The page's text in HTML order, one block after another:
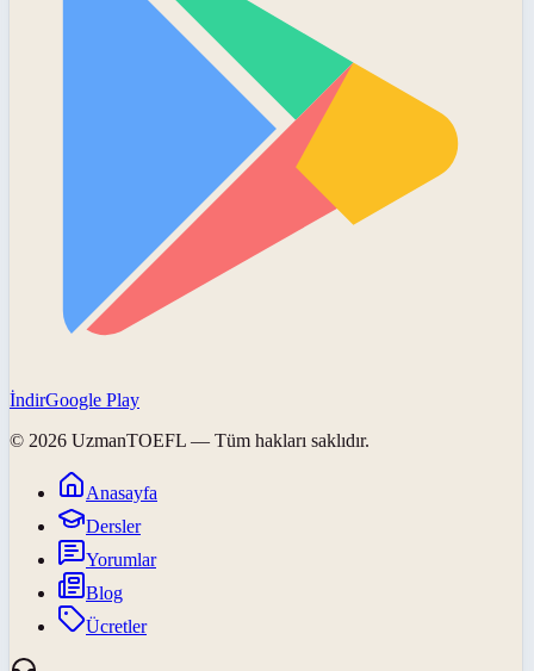
İndirGoogle Play
© 2026 UzmanTOEFL — Tüm hakları saklıdır.
Anasayfa
Dersler
Yorumlar
Blog
Ücretler